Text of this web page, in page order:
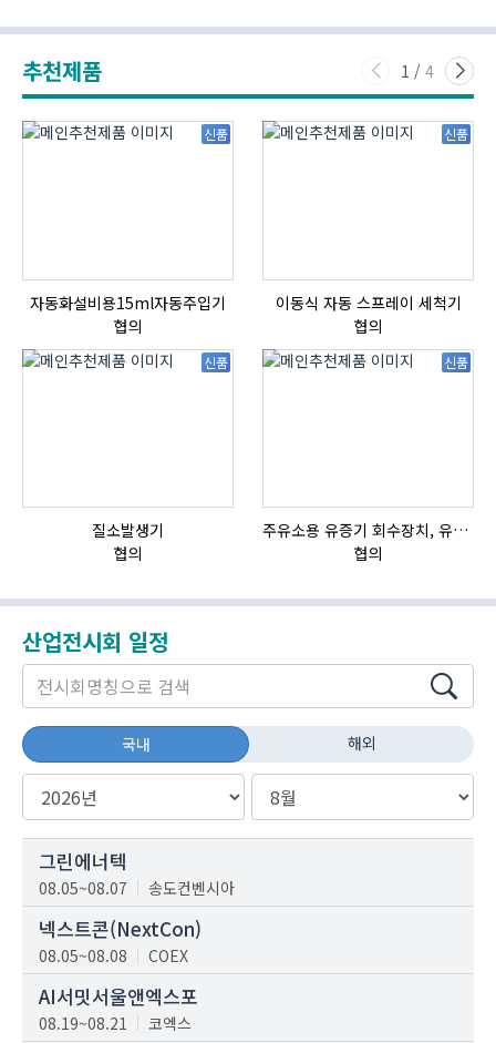
추천제품 1 / 4
신품
자동화설비용15ml자동주입기
협의
신품
이동식 자동 스프레이 세척기
협의
신품
질소발생기
협의
신품
주유소용 유증기 회수장치, 유증기 회수장치, 방폭형, 방폭형 유증기 회수장치
협의
산업전시회 일정
국내 해외
그린에너텍
08.05~08.07 송도컨벤시아
넥스트콘(NextCon)
08.05~08.08 COEX
AI서밋서울앤엑스포
08.19~08.21 코엑스